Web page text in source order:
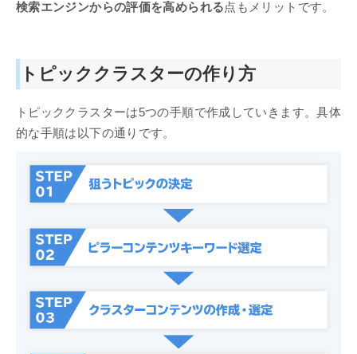
検索エンジンからの評価を高められる点もメリットです。
トピッククラスターの作り方
トピッククラスターは5つの手順で作成していきます。具体
的な手順は以下の通りです。